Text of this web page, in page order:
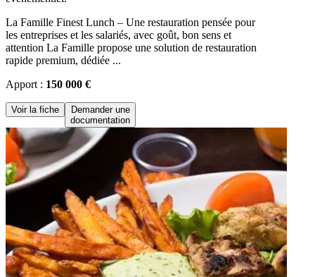
La Famille Finest Lunch – Une restauration pensée pour
les entreprises et les salariés, avec goût, bon sens et
attention La Famille propose une solution de restauration
rapide premium, dédiée ...
Apport : 150 000 €
Voir la fiche
Demander une
documentation